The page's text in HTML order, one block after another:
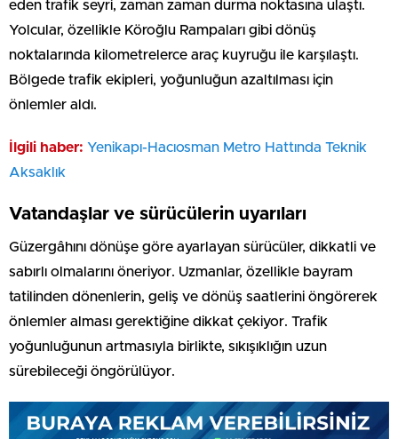
eden trafik seyri, zaman zaman durma noktasına ulaştı.
Yolcular, özellikle Köroğlu Rampaları gibi dönüş
noktalarında kilometrelerce araç kuyruğu ile karşılaştı.
Bölgede trafik ekipleri, yoğunluğun azaltılması için
önlemler aldı.
İlgili haber: Yenikapı-Hacıosman Metro Hattında Teknik
Aksaklık
Vatandaşlar ve sürücülerin uyarıları
Güzergâhını dönüşe göre ayarlayan sürücüler, dikkatli ve
sabırlı olmalarını öneriyor. Uzmanlar, özellikle bayram
tatilinden dönenlerin, geliş ve dönüş saatlerini öngörerek
önlemler alması gerektiğine dikkat çekiyor. Trafik
yoğunluğunun artmasıyla birlikte, sıkışıklığın uzun
sürebileceği öngörülüyor.